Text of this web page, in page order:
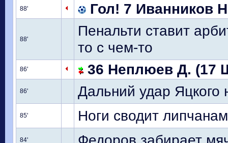
88' Гол! 7 Иванников
88'
Пенальти ставит
то с чем-то
86' 36 Неплюев Д. (17
86' Дальний удар Яцкого
85' Ноги сводит липчанам
84'